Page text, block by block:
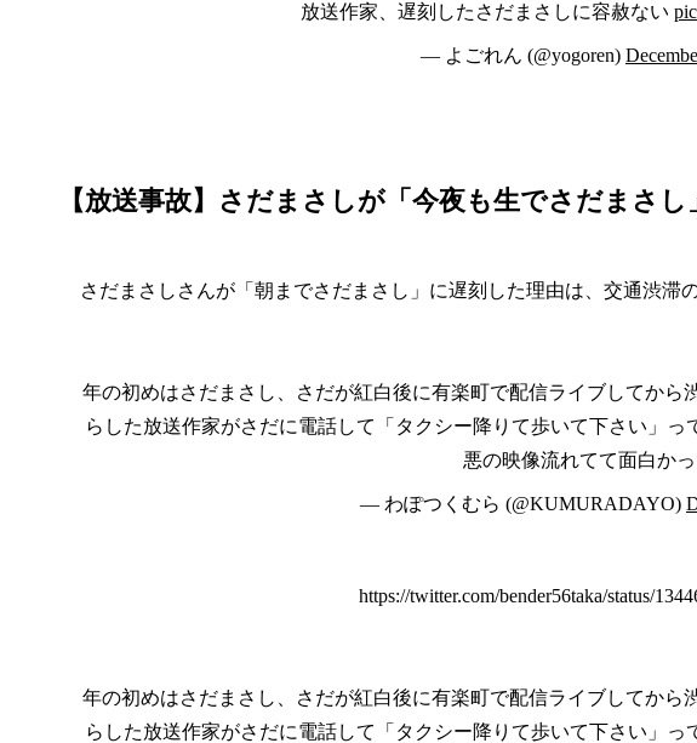
放送作家、遅刻したさだまさしに容赦ない
— よごれん (@yogoren)
【放送事故】さだまさしが「今夜も生でさだまさ
さだまさしさんが「朝までさだまさし」に遅刻した理由は、交通渋滞
年の初めはさだまさし、さだが紅白後に有楽町で配信ライブしてか
らした放送作家がさだに電話して「タクシー降りて歩いて下さい」
悪の映像流れてて面白か
— わぽつくむら (@KUMURADAYO)
https://twitter.com/bender56taka/status/
年の初めはさだまさし、さだが紅白後に有楽町で配信ライブしてか
らした放送作家がさだに電話して「タクシー降りて歩いて下さい」